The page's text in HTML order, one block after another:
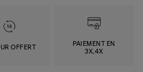
OFFERT
PAIEMENT EN
3X,4X